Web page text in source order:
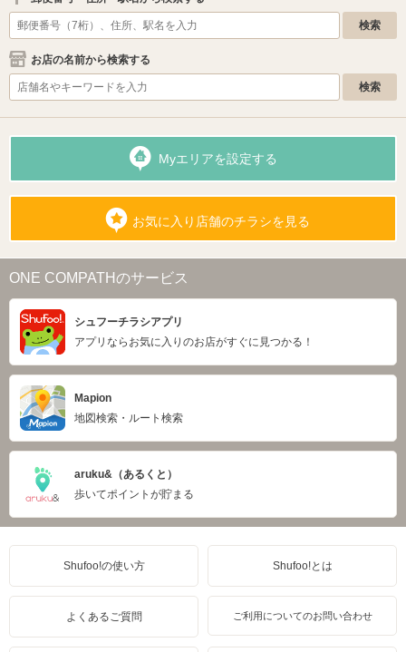
お店の名前から検索する
Myエリアを設定する
お気に入り店舗のチラシを見る
ONE COMPATHのサービス
シュフーチラシアプリ
アプリならお気に入りのお店がすぐに見つかる！
Mapion
地図検索・ルート検索
aruku&（あるくと）
歩いてポイントが貯まる
Shufoo!の使い方 Shufoo!とは
よくあるご質問 ご利用についてのお問い合わせ